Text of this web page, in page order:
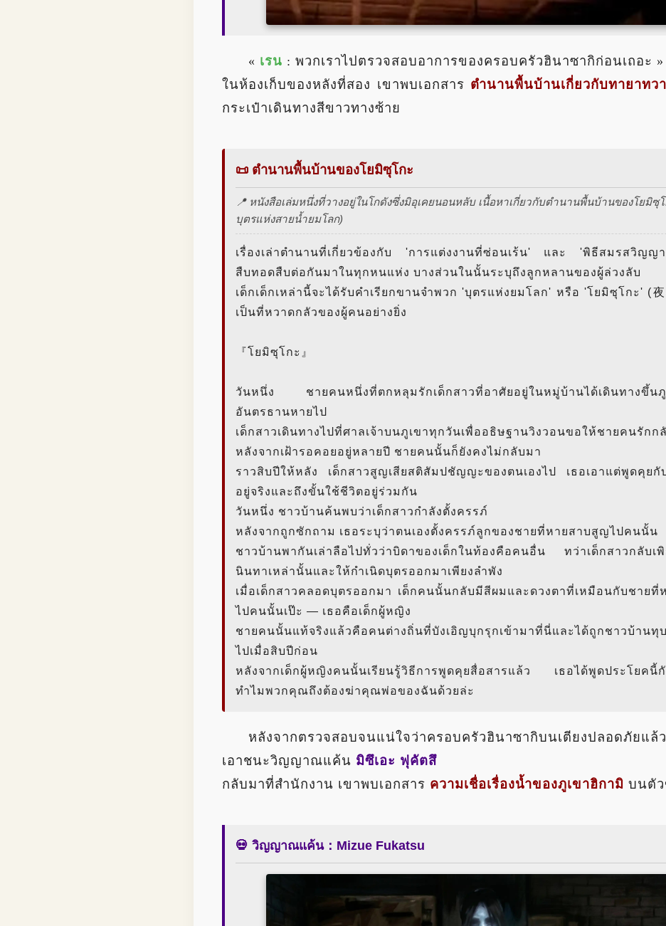
« เรน : พวกเราไปตรวจสอบอาการของครอบครัวฮินาซากิก่อนเถอะ »
ในห้องเก็บของหลังที่สอง เขาพบเอกสาร ตำนานพื้นบ้านเกี่ยวกับทายาทว
กระเป๋าเดินทางสีขาวทางซ้าย
📜 ตำนานพื้นบ้านของโยมิซุโกะ
📍 หนังสือเล่มหนึ่งที่วางอยู่ในโกดังซึ่งมิอุเคยนอนหลับ เนื้อหาเกี่ยวกับตำนานพื้นบ้านของโยมิซุโ
บุตรแห่งสายน้ำยมโลก)
เรื่องเล่าตำนานที่เกี่ยวข้องกับ 'การแต่งงานที่ซ่อนเร้น' และ 'พิธีสมรสวิญ
สืบทอดสืบต่อกันมาในทุกหนแห่ง บางส่วนในนั้นระบุถึงลูกหลานของผู้ล่วงลับ
เด็กเด็กเหล่านี้จะได้รับคำเรียกขานจำพวก 'บุตรแห่งยมโลก' หรือ 'โยมิซุโกะ' (
เป็นที่หวาดกลัวของผู้คนอย่างยิ่ง
『โยมิซุโกะ』
วันหนึ่ง ชายคนหนึ่งที่ตกหลุมรักเด็กสาวที่อาศัยอยู่ในหมู่บ้านได้เดินทางขึ้นภู
อันตรธานหายไป
เด็กสาวเดินทางไปที่ศาลเจ้าบนภูเขาทุกวันเพื่ออธิษฐานวิงวอนขอให้ชายคนรัก
หลังจากเฝ้ารอคอยอยู่หลายปี ชายคนนั้นก็ยังคงไม่กลับมา
ราวสิบปีให้หลัง เด็กสาวสูญเสียสติสัมปชัญญะของตนเองไป เธอเอาแต่พูดคุยกั
อยู่จริงและถึงขั้นใช้ชีวิตอยู่ร่วมกัน
วันหนึ่ง ชาวบ้านค้นพบว่าเด็กสาวกำลังตั้งครรภ์
หลังจากถูกซักถาม เธอระบุว่าตนเองตั้งครรภ์ลูกของชายที่หายสาบสูญไปคนนั้น
ชาวบ้านพากันเล่าลือไปทั่วว่าบิดาของเด็กในท้องคือคนอื่น ทว่าเด็กสาวกลับเพิ
นินทาเหล่านั้นและให้กำเนิดบุตรออกมาเพียงลำพัง
เมื่อเด็กสาวคลอดบุตรออกมา เด็กคนนั้นกลับมีสีผมและดวงตาที่เหมือนกับชายที่
ไปคนนั้นเป๊ะ — เธอคือเด็กผู้หญิง
ชายคนนั้นแท้จริงแล้วคือคนต่างถิ่นที่บังเอิญบุกรุกเข้ามาที่นี่และได้ถูกชาวบ้านทุ
ไปเมื่อสิบปีก่อน
หลังจากเด็กผู้หญิงคนนั้นเรียนรู้วิธีการพูดคุยสื่อสารแล้ว เธอได้พูดประโยคนี้
ทำไมพวกคุณถึงต้องฆ่าคุณพ่อของฉันด้วยล่ะ
หลังจากตรวจสอบจนแน่ใจว่าครอบครัวฮินาซากิบนเตียงปลอด
เอาชนะวิญญาณแค้น มิซึเอะ ฟุคัตสึ
กลับมาที่สำนักงาน เขาพบเอกสาร ความเชื่อเรื่องน้ำของภูเขาฮิกามิ บนตัว
💀 วิญญาณแค้น：Mizue Fukatsu